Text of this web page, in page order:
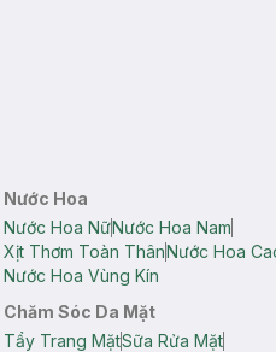
Nước Hoa
Nước Hoa NữNước Hoa Nam
Xịt Thơm Toàn ThânNước Hoa
Nước Hoa Vùng Kín
Chăm Sóc Da Mặt
Tẩy Trang MặtSữa Rửa Mặt